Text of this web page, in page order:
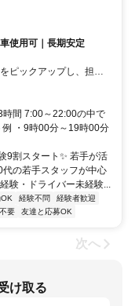
使用可｜長期安定
ピックアップし、担当
間 7:00～22:00の中で
・9時00分～19時00分
9割スタート✨ 若手が活
の若手スタッフが中心
験・ドライバー未経験...
経験不問
経験者歓迎
要 友達と応募OK
次へ
け取る